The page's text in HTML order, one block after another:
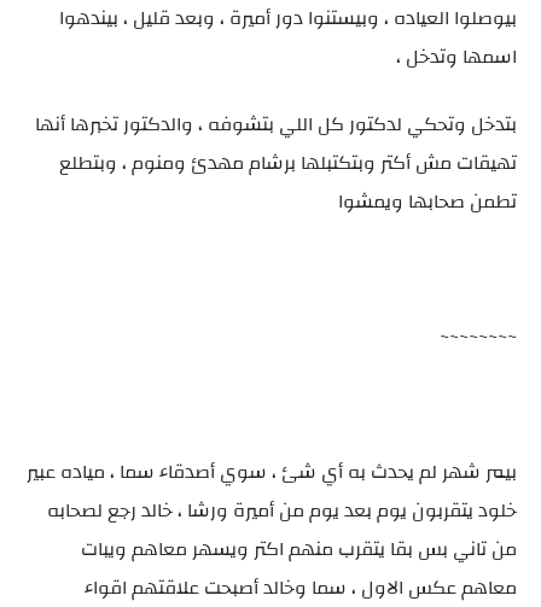
بيوصلوا العياده ، وبيستنوا دور أميرة ، وبعد قليل ، بيندهوا
اسمها وتدخل ،
بتدخل وتحكي لدكتور كل اللي بتشوفه ، والدكتور تخبرها أنها
تهيقات مش أكتر وبتكتبلها برشام مهدئ ومنوم ، وبتطلع
تطمن صحابها ويمشوا
~~~~~~~~
بيمر شهر لم يحدث به أي شئ ، سوي أصدقاء سما ، مياده عبير
خلود يتقربون يوم بعد يوم من أميرة ورشا ، خالد رجع لصحابه
من تاني بس بقا يتقرب منهم اكتر ويسهر معاهم ويبات
معاهم عكس الاول ، سما وخالد أصبحت علاقتهم اقواء